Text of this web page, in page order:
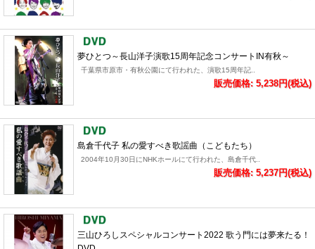
夢ひとつ～長山洋子演歌15周年記念コンサートIN有秋～
千葉県市原市・有秋公園にて行われた、演歌15周年記..
販売価格: 5,238円(税込)
島倉千代子 私の愛すべき歌謡曲（こどもたち）
2004年10月30日にNHKホールにて行われた、島倉千代..
販売価格: 5,237円(税込)
三山ひろしスペシャルコンサート2022 歌う門には夢来たる！